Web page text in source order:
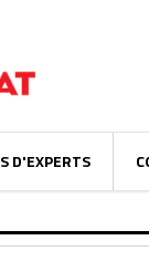
D'EXPERTS